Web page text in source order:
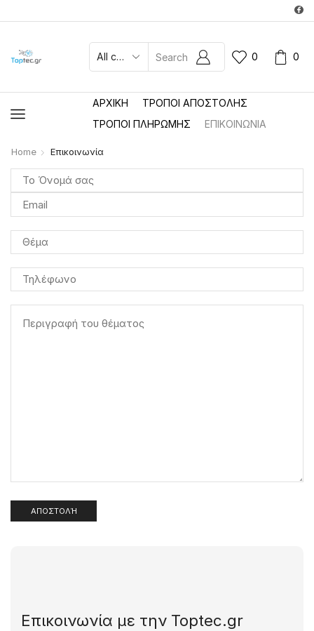
SEARCH
0 0
ΑΡΧΙΚΉ
ΤΡΌΠΟΙ ΑΠΟΣΤΟΛΉΣ
ΤΡΌΠΟΙ ΠΛΗΡΩΜΉΣ
ΕΠΙΚΟΙΝΩΝΊΑ
Home Επικοινωνία
Επικοινωνία με την Toptec.gr